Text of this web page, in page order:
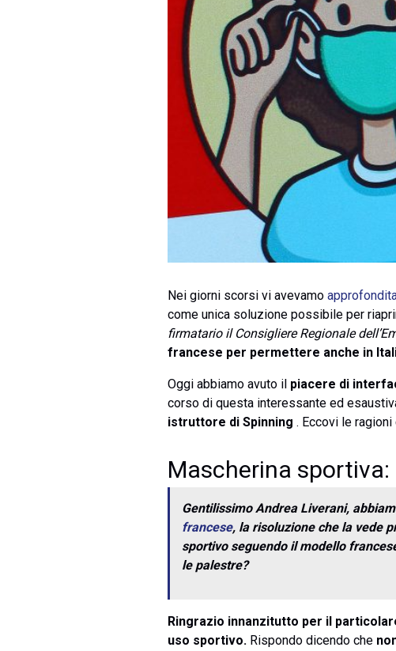
Nei giorni scorsi vi avevamo
come unica soluzione possibile per
firmatario il Consigliere Regionale
francese per permettere anche in
Oggi abbiamo avuto il piacere di
corso di questa interessante ed
istruttore di Spinning . Eccovi le
Mascherina sportiva:
Gentilissimo Andrea Liverani,
francese, la risoluzione che la vede
sportivo seguendo il modello
le palestre?
Ringrazio innanzitutto per il
uso sportivo. Rispondo dicendo che